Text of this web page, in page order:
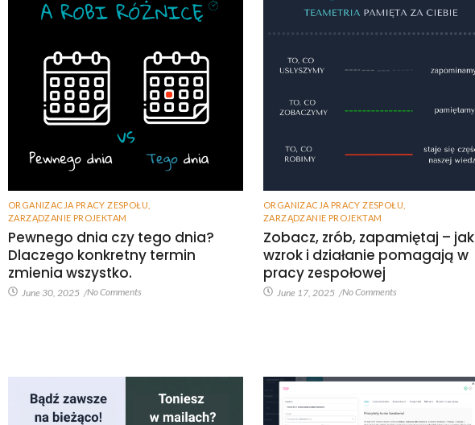
ORGANIZACJA PRACY ZESPOŁU
ZARZĄDZANIE PROJEKTAM
Pewnego dnia czy tego dnia?
Dlaczego konkretny termin
zmienia wszystko.
June 30, 2025 /No Comments
ORGANIZACJA PRACY ZESPOŁU
ZARZĄDZANIE PROJEKTAM
Zobacz, zrób, zapamiętaj – jak
wzrok i działanie pomagają w
pracy zespołowej
June 17, 2025 /No Comments